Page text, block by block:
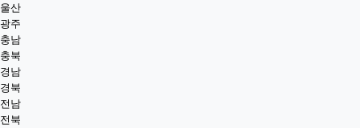
울산
광주
충남
충북
경남
경북
전남
전북